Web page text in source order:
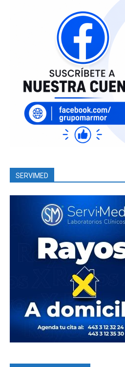
SERVIMED